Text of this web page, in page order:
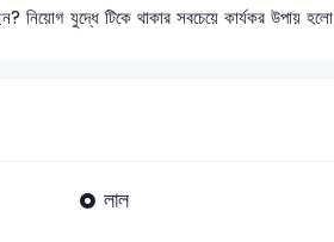
নিয়োগ যুদ্ধে টিকে থাকার সবচেয়ে কার্যকর উপায় হলো
লাল